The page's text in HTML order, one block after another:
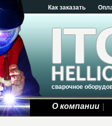
Как заказать
сварочное
О компании